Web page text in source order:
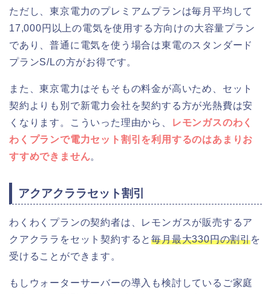
ただし、東京電力のプレミアムプランは毎月平均して
17,000円以上の電気を使用する方向けの大容量プラン
であり、普通に電気を使う場合は東電のスタンダード
プランS/Lの方がお得です。
また、東京電力はそもそもの料金が高いため、セット
契約よりも別で新電力会社を契約する方が光熱費は安
くなります。こういった理由から、
レモンガスのわく
わくプランで電力セット割引を利用するのはあまりお
すすめできません。
アクアクララセット割引
わくわくプランの契約者は、レモンガスが販売するア
クアクララをセット契約すると毎月最大330円の割引を
受けることができます。
もしウォーターサーバーの導入も検討しているご家庭